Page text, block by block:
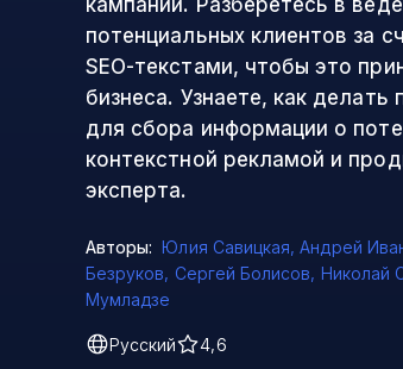
кампании. Разберётесь в
потенциальных клиентов за
SEO-текстами, чтобы это
бизнеса. Узнаете, как
для сбора информации о
контекстной рекламой и
эксперта.
Авторы: Юлия Савицкая,Андрей
Безруков, Сергей Болисов, Николай
Мумладзе
Русский 4,6